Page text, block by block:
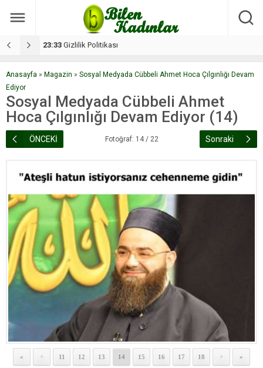
17:08 Dilan, düğününe 5 gün kala hayatını kaybetti
Anasayfa » Magazin » Sosyal Medyada Cübbeli Ahmet Hoca Çılgınlığı Devam
Ediyor
Sosyal Medyada Cübbeli Ahmet
Hoca Çılgınlığı Devam Ediyor (14)
ÖNCEKİ Fotoğraf: 14 / 22 Sonraki
« < 11 12 13 14 15 16 17 18 > »